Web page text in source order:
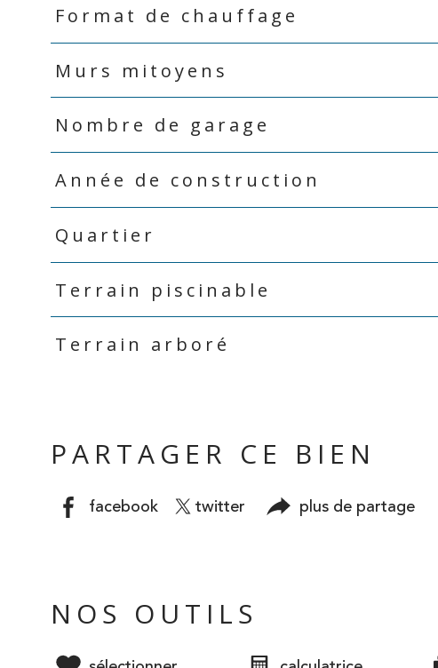
Format de chauffage
Murs mitoyens
Nombre de garage
Année de construction
Quartier
Terrain piscinable
Terrain arboré
PARTAGER CE BIEN
facebook twitter plus de partage
NOS OUTILS